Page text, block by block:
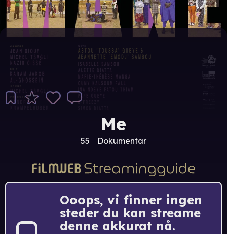
Me
55 Dokumentar
Ooops, vi finner ingen
steder du kan streame
denne akkurat nå.